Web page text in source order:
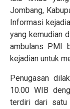
Jombang,
Informasi
yang kemudian
ambulans PMI
kejadian untuk
Penugasan
10.00 WIB
terdiri dari satu